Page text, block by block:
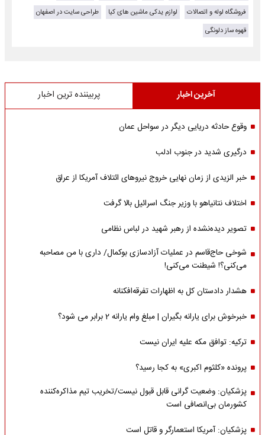
فروشگاه لوله و اتصالات
لوازم یدکی ماشین های کیا
طراحی سایت در اصفهان
قهوه ساز دلونگی
آخرین اخبار پربیننده ترین اخبار
وقوع حادثه دریایی دیگر در سواحل عمان
درگیری شدید در جنوب ادلب
خبر الزیدی از زمان نهایی خروج نیروهای ائتلاف آمریکا از عراق
اختلاف نتانیاهو با وزیر جنگ اسرائیل بالا گرفت
تصویر دیده‌نشده از رهبر شهید در لباس نظامی
شوخی حاج‌قاسم در عملیات آزادسازی بوکمال/ داری با من مصاحبه‌
می‌کنی؟! شیطنت می‌کنی!
هشدار دادستان کل به اظهارات تفرقه‌افکنانه
خبرخوش برای یارانه بگیران | مبلغ وام یارانه 2 برابر می شود؟
ترکیه: توافق مکه علیه ایران نیست
پرونده «کلثوم اکبری» به کجا رسید؟
پزشکیان: وضعیت گرانی قابل قبول نیست/تخریب تیم مذاکره‌کننده
کشورمان بی‌انصافی است
پزشکیان: آمریکا استعمارگر و قاتل است